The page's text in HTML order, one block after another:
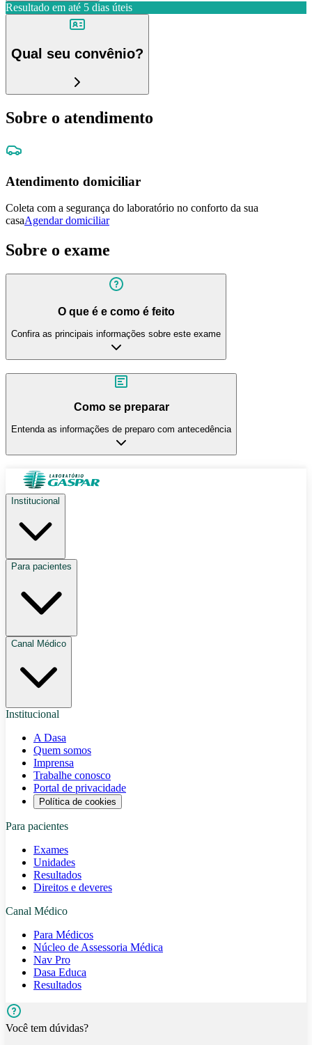
Resultado em até 5 dias úteis
Qual seu convênio?
Sobre o atendimento
Atendimento domiciliar
Coleta com a segurança do laboratório no conforto da sua
casaAgendar domiciliar
Sobre o exame
O que é e como é feito
Confira as principais informações sobre este exame
Como se preparar
Entenda as informações de preparo com antecedência
Institucional
Para pacientes
Canal Médico
Institucional
A Dasa
Quem somos
Imprensa
Trabalhe conosco
Portal de privacidade
Política de cookies
Para pacientes
Exames
Unidades
Resultados
Direitos e deveres
Canal Médico
Para Médicos
Núcleo de Assessoria Médica
Nav Pro
Dasa Educa
Resultados
Você tem dúvidas?